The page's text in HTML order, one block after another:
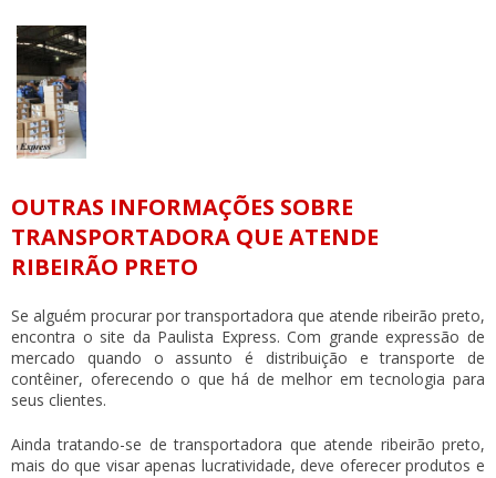
OUTRAS INFORMAÇÕES SOBRE
TRANSPORTADORA QUE ATENDE
RIBEIRÃO PRETO
Se alguém procurar portransportadora que atende ribeirão preto,
encontra o site da Paulista Express. Com grande expressão de
mercado quando o assunto é distribuição e transporte de
contêiner, oferecendo o que há de melhor em tecnologia para
seus clientes.
Ainda tratando-se detransportadora que atende ribeirão preto,
mais do que visar apenas lucratividade, deve oferecer produtos e